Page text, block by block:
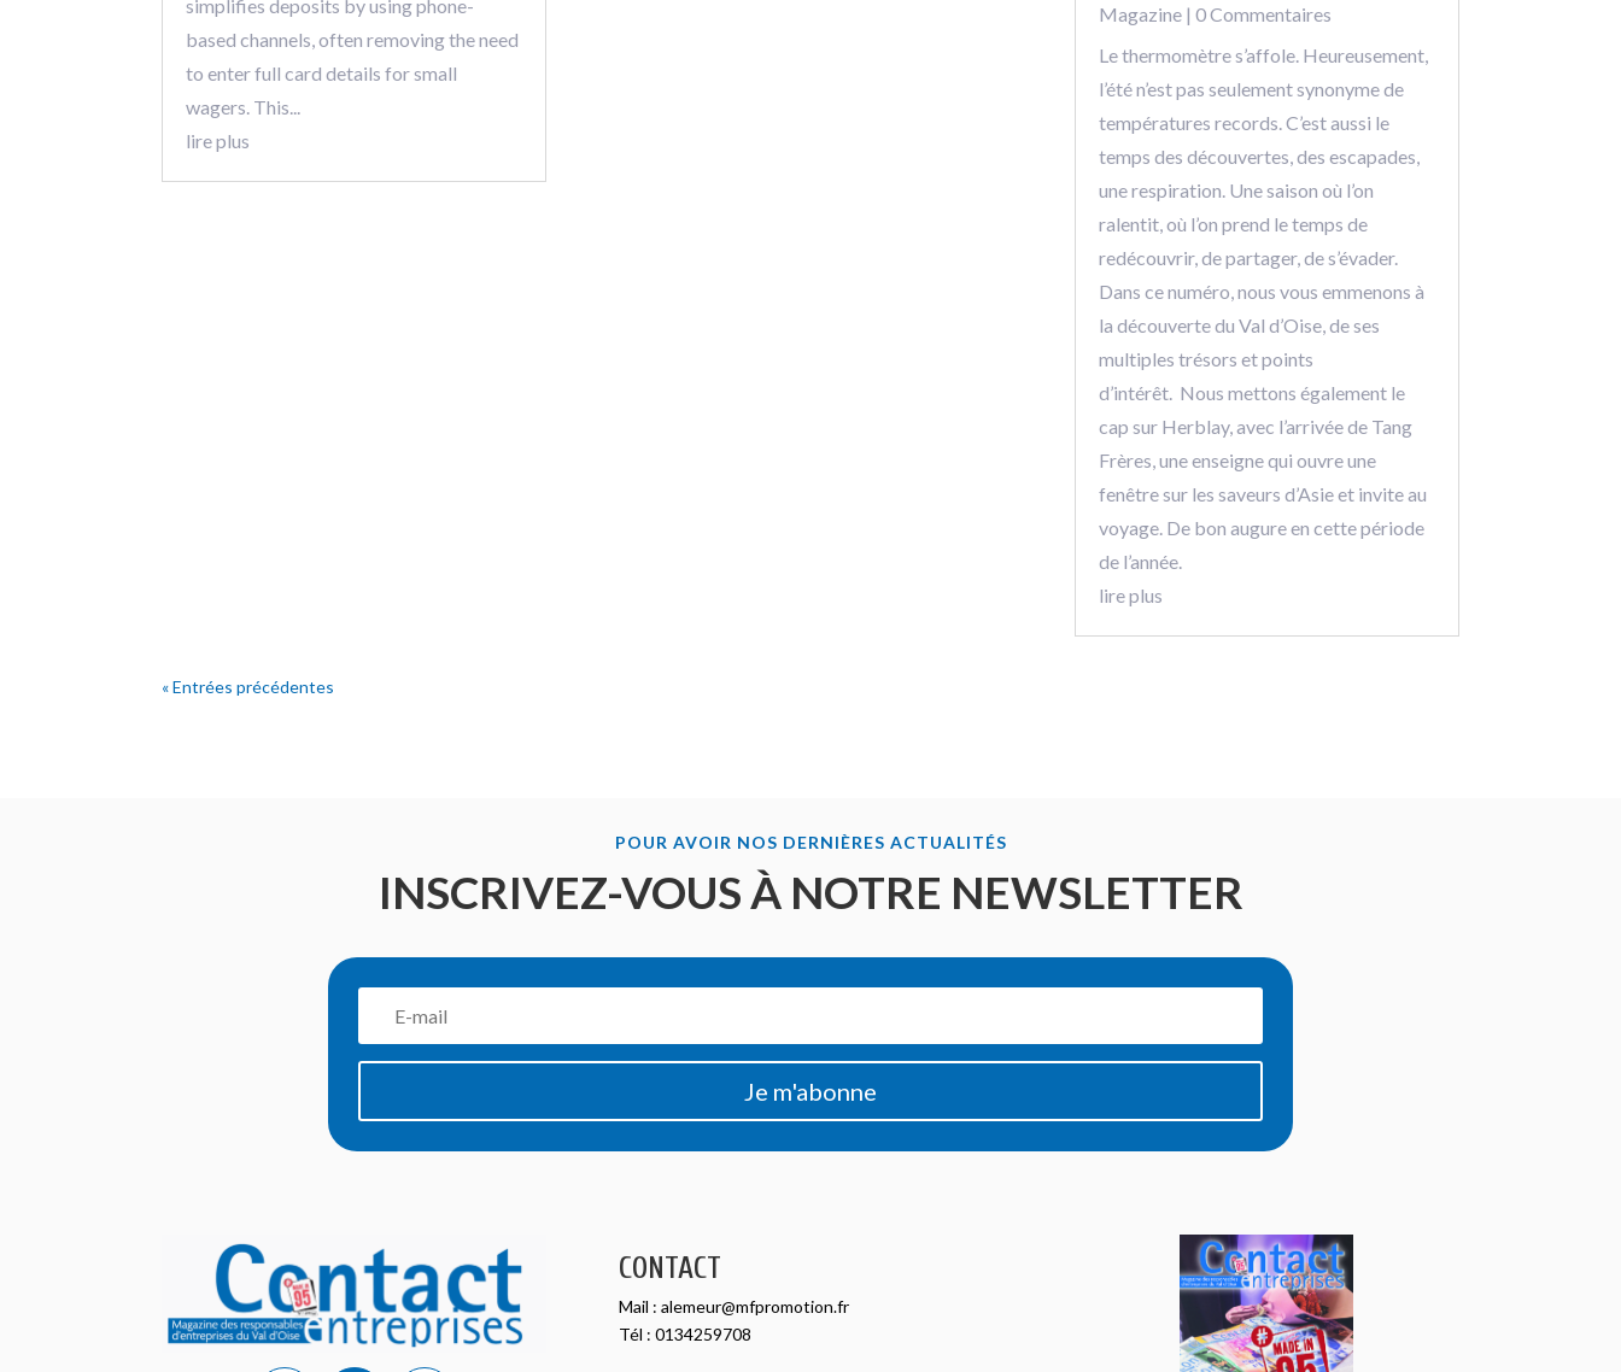
simplifies deposits by using phone-
based channels, often removing the need
to enter full card details for small
wagers. This...
lire plus
Magazine| 0 Commentaires
Le thermomètre s’affole. Heureusement,
l’été n’est pas seulement synonyme de
températures records. C’est aussi le
temps des découvertes, des escapades,
une respiration. Une saison où l’on
ralentit, où l’on prend le temps de
redécouvrir, de partager, de s’évader.
Dans ce numéro, nous vous emmenons à
la découverte du Val d’Oise, de ses
multiples trésors et points
d’intérêt. Nous mettons également le
cap sur Herblay, avec l’arrivée de Tang
Frères, une enseigne qui ouvre une
fenêtre sur les saveurs d’Asie et invite au
voyage. De bon augure en cette période
de l’année.
lire plus
« Entrées précédentes
POUR AVOIR NOS DERNIÈRES ACTUALITÉS
INSCRIVEZ-VOUS À NOTRE NEWSLETTER
Je m'abonne
CONTACT
Mail : alemeur@mfpromotion.fr
Tél : 0134259708